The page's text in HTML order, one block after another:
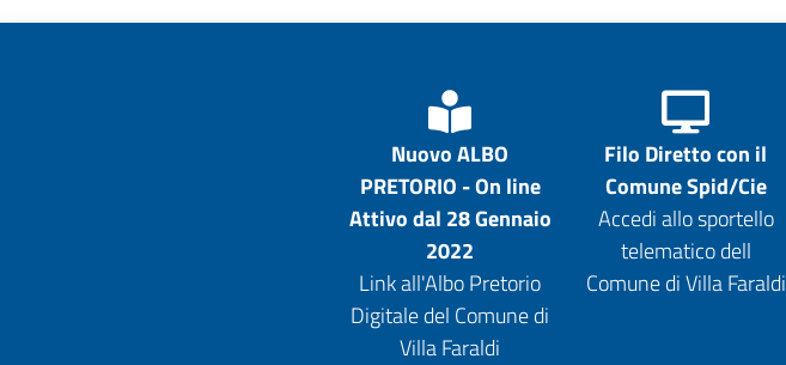
Nuovo ALBO
PRETORIO - On line
Attivo dal 28 Gennaio
2022
Link all'Albo Pretorio
Digitale del Comune di
Villa Faraldi
Filo Diretto con il
Comune Spid/Cie
Accedi allo sportello
telematico dell
Comune di Villa Faraldi